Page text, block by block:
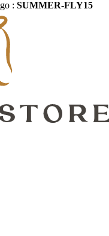
: SUMMER-FLY15